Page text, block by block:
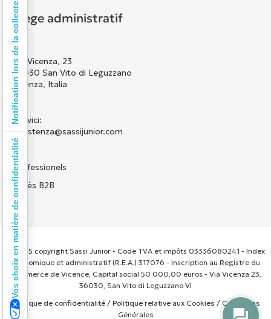
Siège administratif
Via Vicenza, 23
36030 San Vito di Leguzzano
Vicenza, Italia
Scrivici:
assistenza@sassijunior.com
Professionels
Accès B2B
© 2025 copyright Sassi Junior - Code TVA et impôts 03336080241 - Index
économique et administratif (R.E.A.) 317076 - Inscription au Registre du
Commerce de Vicence, Capital social 50 000,00 euros - Via Vicenza 23,
36030, San Vito di Leguzzano VI
Politique de confidentialité/ Politique relative aux Cookies / Conditions
Générales
Vos choix en matière de confidentialité
Notification lors de la collecte